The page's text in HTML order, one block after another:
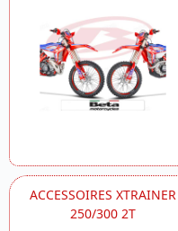
ACCESSOIRES XTRAINER
250/300 2T